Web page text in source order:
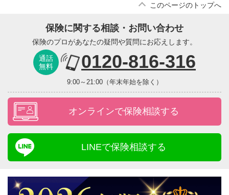
このページのトップへ
保険に関する相談・お問い合わせ
保険のプロがあなたの疑問や質問にお応えします。
通話
無料
0120-816-316
9:00～21:00（年末年始を除く）
オンラインで保険相談する
LINEで保険相談する